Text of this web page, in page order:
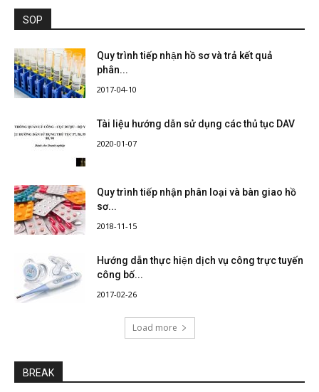
SOP
Quy trình tiếp nhận hồ sơ và trả kết quả
phân...
2017-04-10
Tài liệu hướng dẫn sử dụng các thủ tục DAV
2020-01-07
Quy trình tiếp nhận phân loại và bàn giao hồ
sơ...
2018-11-15
Hướng dẫn thực hiện dịch vụ công trực tuyến
công bố...
2017-02-26
Load more
BREAK